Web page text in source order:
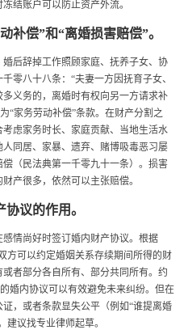
结账户可以防止资产外流。
补偿”和“离婚损害赔偿”。
后辞掉工作照顾家庭、抚养子女、协
零八十八条：“夫妻一方因抚育子女、
义务的，离婚时有权向另一方请求补
“家务劳动补偿”条款。在财产分割之
虑家务时长、家庭贡献、当地生活水
同居、家暴、遗弃、赌博吸毒恶习屡
（民法典第一千零九十一条）。损害
产很多，依然可以主张赔偿。
议的作用。
情尚好时签订婚内财产协议。根据
方可以约定婚姻关系存续期间所得的财
者部分各自所有、部分共同所有。约
婚内协议可以有效避免未来纠纷。但在
，或者条款显失公平（例如“谁提离婚
建议找专业律师起草。